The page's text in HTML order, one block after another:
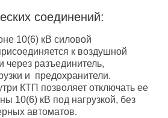
соединений:
10(6) кВ силовой
к воздушной
через разъединитель,
и предохранители.
КТП позволяет отключать ее
10(6) кВ под нагрузкой, без
автоматов.